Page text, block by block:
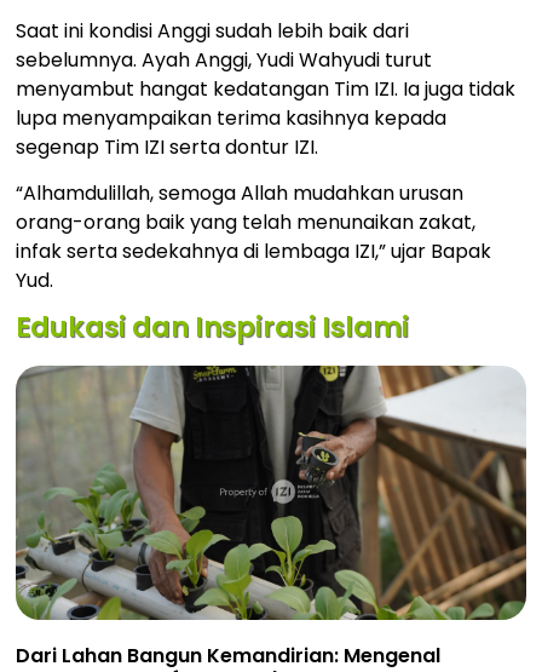
Saat ini kondisi Anggi sudah lebih baik dari
sebelumnya. Ayah Anggi, Yudi Wahyudi turut
menyambut hangat kedatangan Tim IZI. Ia juga tidak
lupa menyampaikan terima kasihnya kepada
segenap Tim IZI serta dontur IZI.
“Alhamdulillah, semoga Allah mudahkan urusan
orang-orang baik yang telah menunaikan zakat,
infak serta sedekahnya di lembaga IZI,” ujar Bapak
Yud.
Edukasi dan Inspirasi Islami
Dari Lahan Bangun Kemandirian: Mengenal